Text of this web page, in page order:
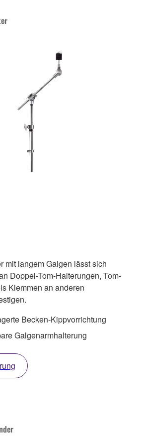
mit langem Galgen lässt sich
Doppel-Tom-Halterungen, Tom-
Klemmen an anderen
Becken-Kippvorrichtung
Galgenarmhalterung